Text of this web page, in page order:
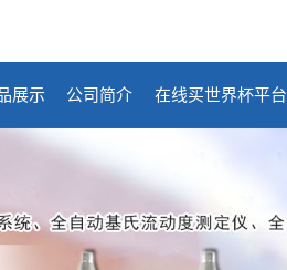
展示 公司简介 在线买世界杯平台